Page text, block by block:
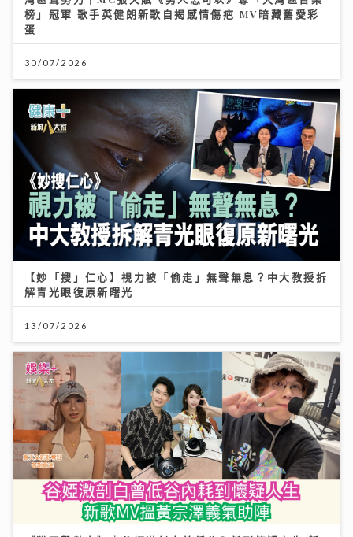
榜」冠軍 歌手英健朗新歌自揭感情傷疤 MV暗藏舊愛彩
蛋
30/07/2026
【妙「搜」仁心】視力被「偷走」無聲無息？中大教授拆
解青光眼復原新曙光
13/07/2026